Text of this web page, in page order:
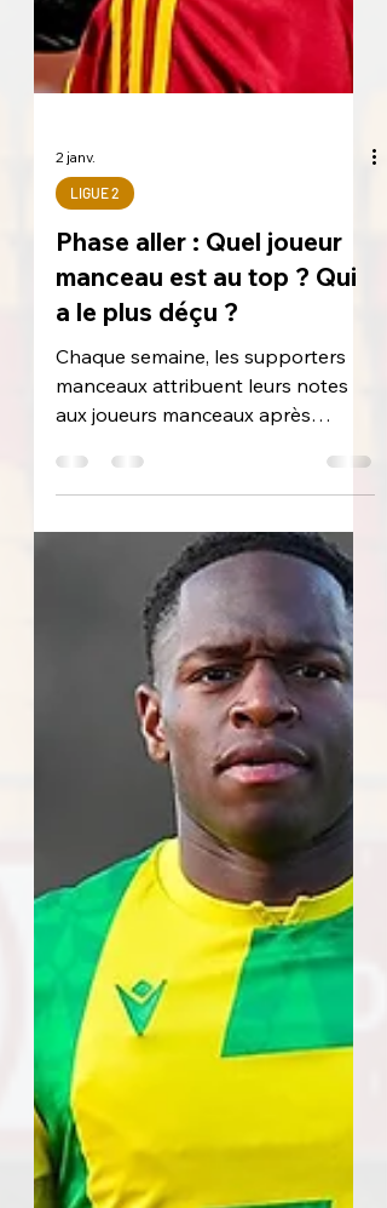
2 janv.
LIGUE 2
Phase aller : Quel joueur
manceau est au top ? Qui
a le plus déçu ?
Chaque semaine, les supporters
aux joueurs manceaux après
chaque rencontre de Ligue 2. Il est
et de voir les confirmations,
révélations et déceptions de cette
phase aller. © MickaBrn_Pix
Gardiens : Kocik, valeur sûre du
début de saison Nicolas Kocik
solide dans ses buts | © Avec six
clean-sheets, Nicolas Kocik
s'impose comme l'un des hommes
forts de cette première partie de
championnat. Seule ombre au